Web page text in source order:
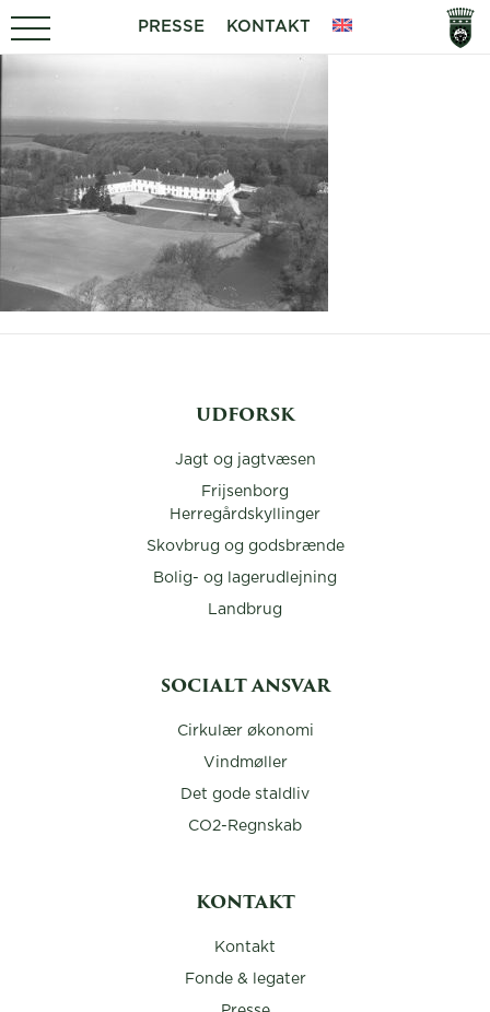
PRESSE KONTAKT
UDFORSK
Jagt og jagtvæsen
Frijsenborg
Herregårdskyllinger
Skovbrug og godsbrænde
Bolig- og lagerudlejning
Landbrug
SOCIALT ANSVAR
Cirkulær økonomi
Vindmøller
Det gode staldliv
CO2-Regnskab
KONTAKT
Kontakt
Fonde & legater